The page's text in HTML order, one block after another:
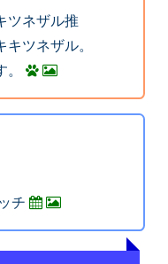
ツネザル推
ツネザル。
チ